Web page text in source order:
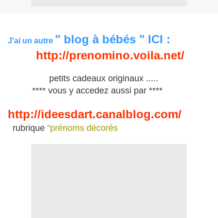
J'ai un autre " blog à bébés " ICI :
http://prenomino.voila.net/
petits cadeaux originaux .....
**** vous y accedez aussi par ****
http://ideesdart.canalblog.com/
rubrique "prénoms décorés